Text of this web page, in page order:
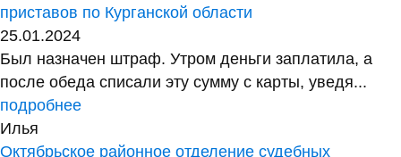
приставов по Курганской области
25.01.2024
Был назначен штраф. Утром деньги заплатила, а
после обеда списали эту сумму с карты, уведя...
подробнее
Илья
Октябрьское районное отделение судебных